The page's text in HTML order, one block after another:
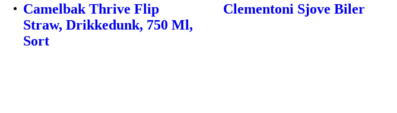
Camelbak Thrive Flip
Straw, Drikkedunk, 750 Ml,
Sort
Clementoni Sjove Biler